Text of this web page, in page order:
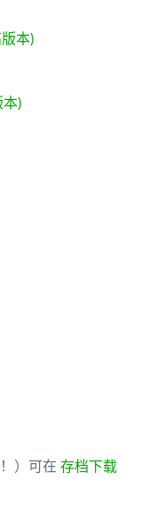
本)
本)
）可在 存档下载